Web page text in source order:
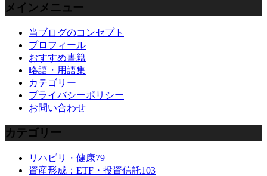
メインメニュー
当ブログのコンセプト
プロフィール
おすすめ書籍
略語・用語集
カテゴリー
プライバシーポリシー
お問い合わせ
カテゴリー
リハビリ・健康79
資産形成：ETF・投資信託103